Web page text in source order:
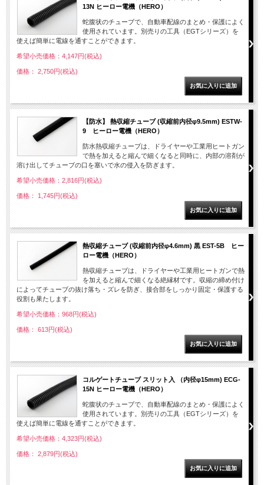
13N ヒーロー電機（HERO）
蛇腹状のチューブで、自動車配線のまとめ・保護によく
使用されています。別売りの工具（EGTシリーズ）を
使えば簡単に電線を通すことができます。
希望小売価格：4,147円(税込)
価格： 2,750円(税込)
【防水】 熱収縮チューブ (収縮前内径φ9.5mm) ESTW-
9 ヒーロー電機（HERO）
防水熱収縮チューブは、ドライヤーや工業用ヒートガン
で熱を加えると縮んで細くなると同時に、内部の溶剤が
溶け出してチューブの口を塞いで水の侵入を防ぎます。
希望小売価格：2,816円(税込)
価格： 1,745円(税込)
熱収縮チューブ (収縮前内径φ4.6mm) 黒 EST-5B ヒー
ロー電機（HERO）
熱収縮チューブは、ドライヤーや工業用ヒートガンで熱
を加えると縮んで細くなる絶縁材です。収縮の締め付け
によってチューブの抜け落ち・ズレを防ぎ、接合部をしっかり固定・保護する
役割も果たします。
希望小売価格：968円(税込)
価格： 613円(税込)
コルゲートチューブ スリット入 （内径φ15mm) ECG-
15N ヒーロー電機（HERO）
蛇腹状のチューブで、自動車配線のまとめ・保護によく
使用されています。別売りの工具（EGTシリーズ）を
使えば簡単に電線を通すことができます。
希望小売価格：4,323円(税込)
価格： 2,879円(税込)